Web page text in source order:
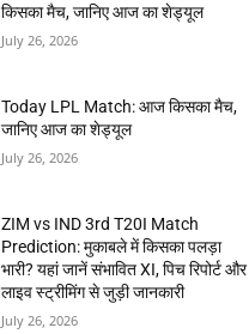
किसका मैच, जानिए आज का शेड्यूल
July 26, 2026
Today LPL Match: आज किसका मैच,
जानिए आज का शेड्यूल
July 26, 2026
ZIM vs IND 3rd T20I Match
Prediction: मुकाबले में किसका पलड़ा
भारी? यहां जानें संभावित XI, पिच रिपोर्ट और
लाइव स्ट्रीमिंग से जुड़ी जानकारी
July 26, 2026